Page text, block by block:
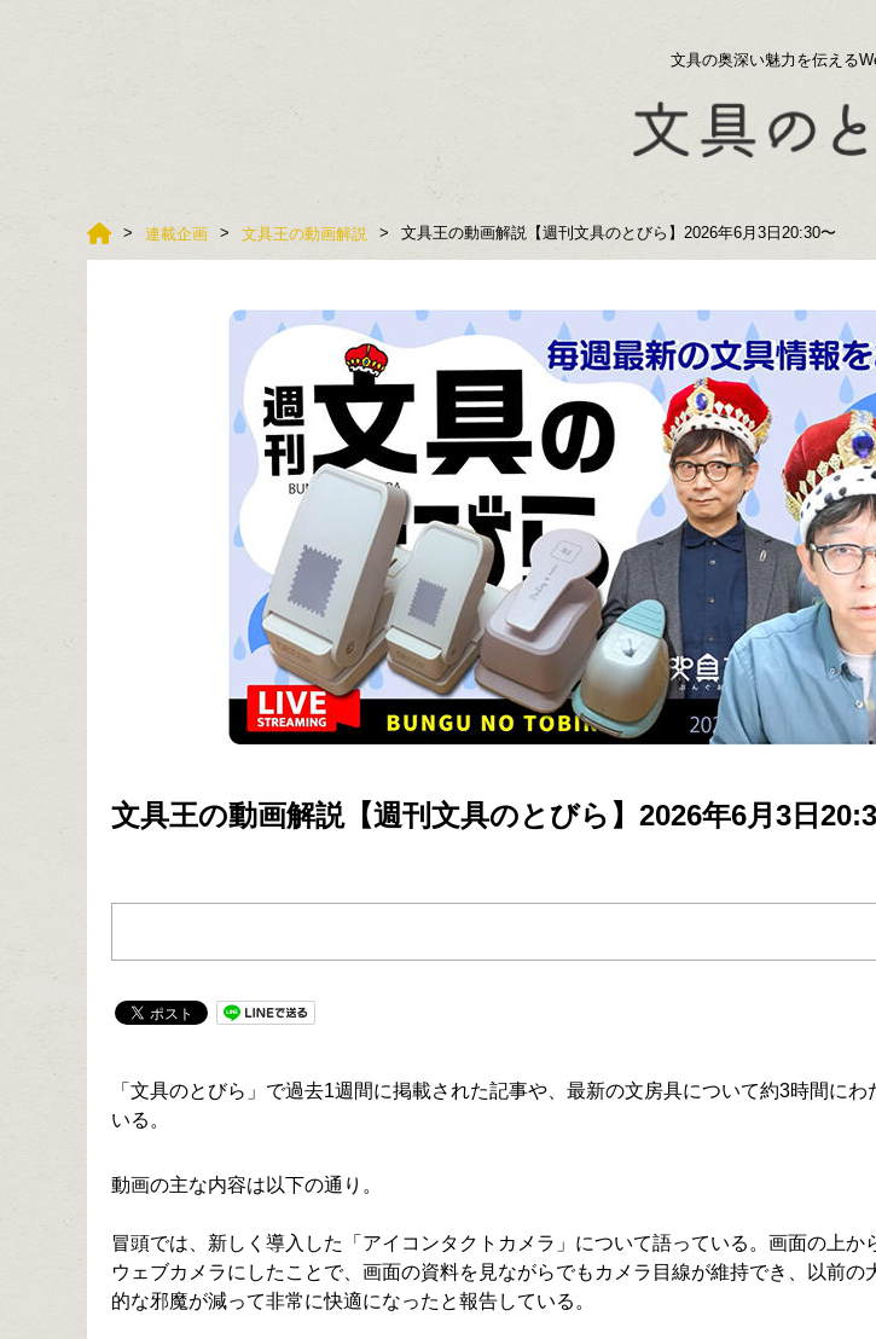
文具の奥深い魅力を伝える
連載企画 文具王の動画解説 文具王の動画解説【週刊文具のとびら】2026年6月3日20:30〜
文具王の動画解説【週刊文具のとびら】2026年6月3日
「文具のとびら」で過去1週間に掲載された記事や、最新の文房具について約3時間に
いる。
動画の主な内容は以下の通り。
冒頭では、新しく導入した「アイコンタクトカメラ」について語っている。画面の上か
ウェブカメラにしたことで、画面の資料を見ながらでもカメラ目線が維持でき、以前の
的な邪魔が減って非常に快適になったと報告している。